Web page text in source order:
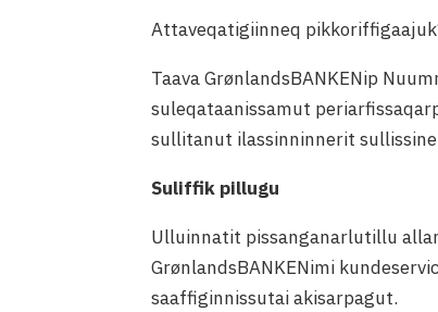
Attaveqatigiinneq
Taava GrønlandsBANKENip
suleqataanissamut
sullitanut ilassinninnerit
Suliffik pillugu
Ulluinnatit pissanganarlutillu
GrønlandsBANKENimi
saaffiginnissutai akisarpagut.